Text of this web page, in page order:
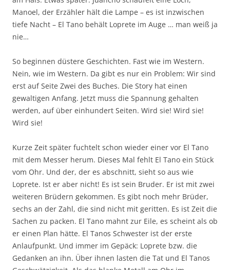
Manoel, der Erzähler hält die Lampe – es ist inzwischen
tiefe Nacht – El Tano behält Loprete im Auge … man weiß ja
nie…
So beginnen düstere Geschichten. Fast wie im Western.
Nein, wie im Western. Da gibt es nur ein Problem: Wir sind
erst auf Seite Zwei des Buches. Die Story hat einen
gewaltigen Anfang. Jetzt muss die Spannung gehalten
werden, auf über einhundert Seiten. Wird sie! Wird sie!
Wird sie!
Kurze Zeit später fuchtelt schon wieder einer vor El Tano
mit dem Messer herum. Dieses Mal fehlt El Tano ein Stück
vom Ohr. Und der, der es abschnitt, sieht so aus wie
Loprete. Ist er aber nicht! Es ist sein Bruder. Er ist mit zwei
weiteren Brüdern gekommen. Es gibt noch mehr Brüder,
sechs an der Zahl, die sind nicht mit geritten. Es ist Zeit die
Sachen zu packen. El Tano mahnt zur Eile, es scheint als ob
er einen Plan hätte. El Tanos Schwester ist der erste
Anlaufpunkt. Und immer im Gepäck: Loprete bzw. die
Gedanken an ihn. Über ihnen lasten die Tat und El Tanos